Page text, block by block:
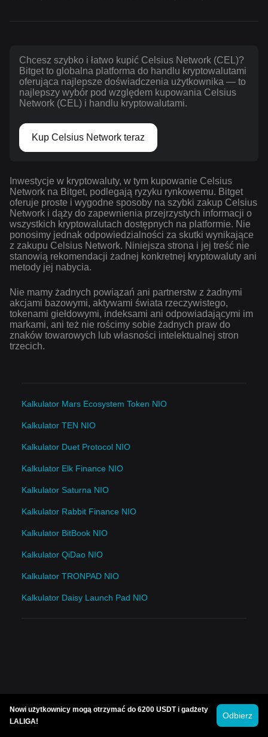
Chcesz szybko i łatwo kupić Celsius Network (CEL)?
Bitget to globalna platforma do handlu kryptowalutami
oferująca najlepsze doświadczenia użytkownika — to
najlepszy wybór pod względem kupowania Celsius
Network (CEL) i handlu kryptowalutami.
Kup Celsius Network teraz
Inwestycje w kryptowaluty, w tym kupowanie Celsius
Network na Bitget, podlegają ryzyku rynkowemu. Bitget
oferuje proste i wygodne sposoby na szybki zakup Celsius
Network i dąży do zapewnienia przejrzystych informacji o
wszystkich kryptowalutach dostępnych na platformie. Nie
ponosimy jednak odpowiedzialności za skutki wynikające
z zakupu Celsius Network. Niniejsza strona i jej treść nie
stanowią rekomendacji żadnej konkretnej kryptowaluty ani
metody jej nabycia.
Nie mamy żadnych powiązań ani partnerstw z żadnymi
akcjami bazowymi, aktywami świata rzeczywistego,
tokenami giełdowymi, indeksami ani odpowiadającymi im
markami, ani też nie rościmy sobie żadnych praw do
znaków towarowych lub własności intelektualnej stron
trzecich.
Kalkulator Mars Ecosystem Token NIO
Kalkulator TEN NIO
Kalkulator Duet Protocol NIO
Kalkulator Elk Finance NIO
Kalkulator Saturna NIO
Kalkulator Rabbit Finance NIO
Kalkulator BitBook NIO
Kalkulator QiDao NIO
Kalkulator TRONPAD NIO
Kalkulator Daisy Launch Pad NIO
Nowi użytkownicy mogą otrzymać do 6200 USDT i gadżety
LALIGA!
Odbierz